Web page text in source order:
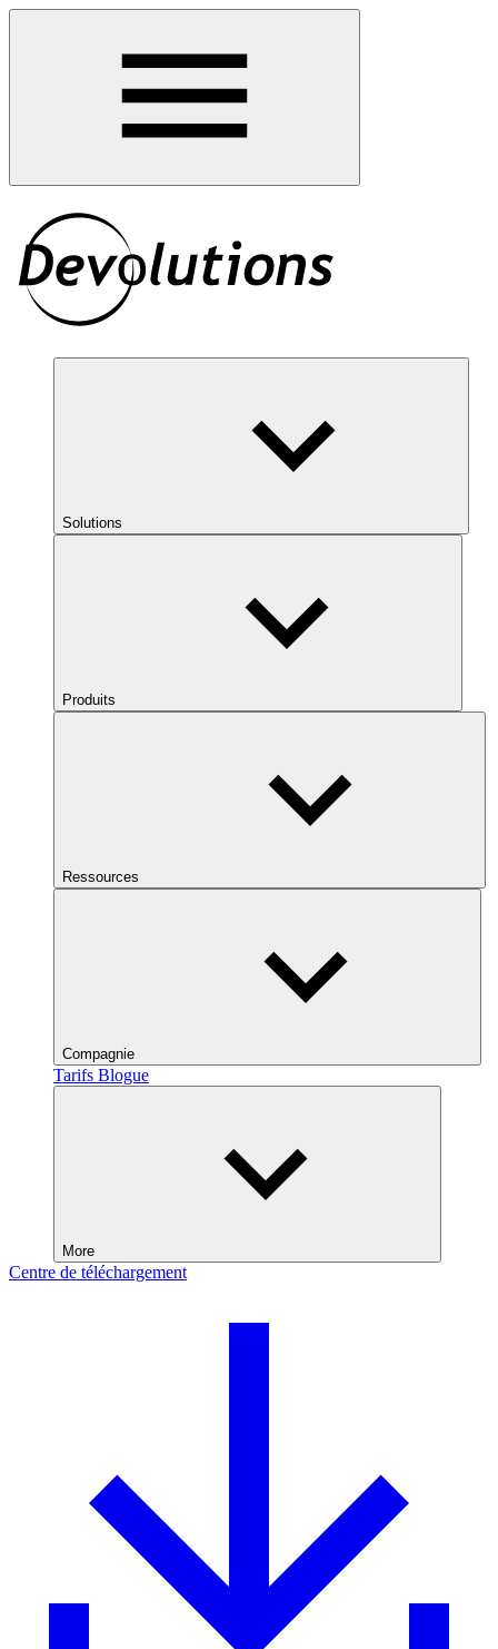
Solutions
Produits
Ressources
Compagnie
Tarifs Blogue
More
Centre de téléchargement